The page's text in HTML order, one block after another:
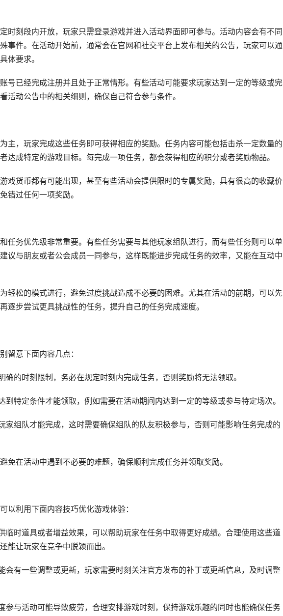
时刻段内开放，玩家只需登录游戏并进入活动界面即可参与。活动内容会有不同
事件。在活动开始前，通常会在官网和社交平台上发布相关的公告，玩家可以通
体要求。
号已经完成注册并且处于正常情形。有些活动可能要求玩家达到一定的等级或完
活动公告中的相关细则，确保自己符合参与条件。
主，玩家完成这些任务即可获得相应的奖励。任务内容可能包括击杀一定数量的
达成特定的游戏目标。每完成一项任务，都会获得相应的积分或者奖励物品。
戏货币都有可能出现，甚至有些活动会提供限时的专属奖励，具有很高的收藏价
错过任何一项奖励。
任务优先级非常重要。有些任务需要与其他玩家组队进行，而有些任务则可以单
议与朋友或者公会成员一同参与，这样既能进步完成任务的效率，又能在互动中
轻松的模式进行，避免过度挑战造成不必要的困难。尤其在活动的前期，可以先
逐步尝试更具挑战性的任务，提升自己的任务完成速度。
留意下面内容几点：
的时刻限制，务必在规定时刻内完成任务，否则奖励将无法领取。
特定条件才能领取，例如需要在活动期间内达到一定的等级或参与特定场次。
家组队才能完成，这时需要确保组队的队友积极参与，否则可能影响任务完成的
免在活动中遇到不必要的难题，确保顺利完成任务并领取奖励。
以利用下面内容技巧优化游戏体验：
临时道具或者增益效果，可以帮助玩家在任务中取得更好成绩。合理使用这些道
能让玩家在竞争中脱颖而出。
会有一些调整或更新，玩家需要时刻关注官方发布的补丁或更新信息，及时调整
参与活动可能导致疲劳，合理安排游戏时刻，保持游戏乐趣的同时也能确保任务